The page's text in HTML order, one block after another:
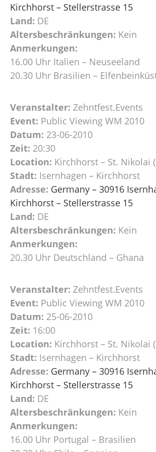
Kirchhorst – Stellerstrasse 15
Land: DE
Altersbeschränkungen: Kein
Anmerkungen:
16.00 Uhr Italien – Neuseeland
20.30 Uhr Brasilien –
Veranstalter: Zehntfest.Events
Event: Public Viewing WM 2010
Datum: 23-06-2010
Zeit: 20:30
Location: Kirchhorst – St. Nikolai
Stadt: Isernhagen – Kirchhorst
Adresse: Germany – 30916
Kirchhorst – Stellerstrasse 15
Land: DE
Altersbeschränkungen: Kein
Anmerkungen:
20.30 Uhr Deutschland – Ghana
Veranstalter: Zehntfest.Events
Event: Public Viewing WM 2010
Datum: 25-06-2010
Zeit: 16:00
Location: Kirchhorst – St. Nikolai
Stadt: Isernhagen – Kirchhorst
Adresse: Germany – 30916
Kirchhorst – Stellerstrasse 15
Land: DE
Altersbeschränkungen: Kein
Anmerkungen:
16.00 Uhr Portugal – Brasilien